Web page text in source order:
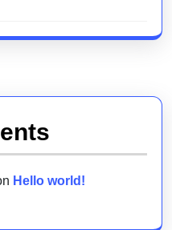
Hello world!